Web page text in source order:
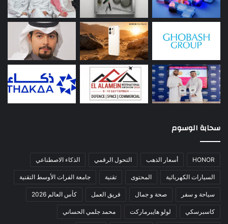
سحابة الوسوم
HONOR أسعار الذهب التحول الرقمي الذكاء الاصطناعي
السيارات الكهربائية المحتوى تقنية جامعة الفرات الأوسط التقنية
سياحة و سفر صحة و جمال فريق العمل كأس العالم 2026
كاسبرسكي لولو هايبرماركت محمد جلمي الحساني